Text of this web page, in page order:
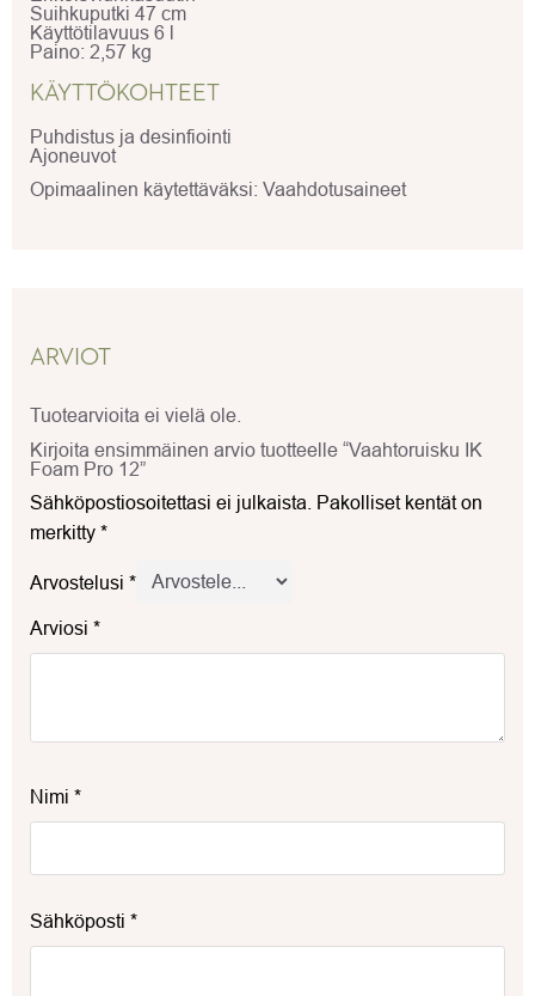
Suihkuputki 47 cm
Käyttötilavuus 6 l
Paino: 2,57 kg
KÄYTTÖKOHTEET
Puhdistus ja desinfiointi
Ajoneuvot
Opimaalinen käytettäväksi: Vaahdotusaineet
ARVIOT
Tuotearvioita ei vielä ole.
Kirjoita ensimmäinen arvio tuotteelle “Vaahtoruisku IK
Foam Pro 12”
Sähköpostiosoitettasi ei julkaista. Pakolliset kentät on
merkitty *
Arvostelusi *
Arviosi *
Nimi *
Sähköposti *